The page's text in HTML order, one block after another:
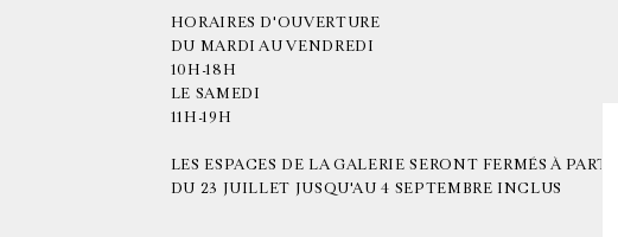
HORAIRES D'OUVERTURE
DU MARDI AU VENDREDI
10H-18H
LE SAMEDI
11H-19H
LES ESPACES DE LA GALERIE SERONT FERMÉS À PARTIR
DU 23 JUILLET JUSQU'AU 4 SEPTEMBRE INCLUS